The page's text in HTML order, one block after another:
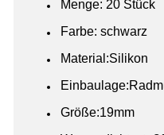
Menge: 20 Stück
Farbe: schwarz
Material:Silikon
Größe:19mm